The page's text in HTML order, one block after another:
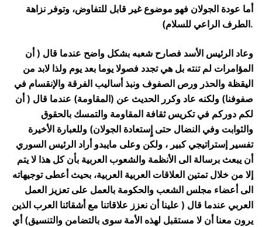
أما عودة الجولان فهو موضوع غير قابل للتفاوض، وتوفر نزاهة
الطرف الراعي للسلام).
وعاد الرئيس الأسد فصارح شعبه بشكل واضح عندما قال ( أن
المؤامرات لم تنته بل هي تجدد فصولا يوما بعد يوم ولذا لابد من
اليقظة والحذر ورص الصفوف ونبذ أساليب الفرقة والإنقسام في
صفوفنا) ولكنه عاد وكرر الحديث عن (المقاومة) عندما قال ( أن
لكم دوركم في تكريس ثقافة المقاومة والتمسك بالحقوق
والثوابت وفي النضال حتى إٍستعادة الجولان) وللعبارة الأخيرة
تفسير إستراتيجي كبير ، ولكن وعلى مايبدو أراد الرئيس السوري
أن يبعث برسالة الى الأنظمة والشعوب العربية بأن كل هذا لا يتم
إلا من خلال تمتين العلاقات العربية العربية، بحيث أعطى توجيهاته
الى أعضاء مجلس الشعب والحكومة بالعمل على تعزيز العمل
العربي عندما قال ( علينا أن نعزز علاقاتنا مع أشقائنا العرب الذين
يرون معنا أن لا مستقبل لهذه الأمة سوى بالتضامن والتنسيق) أي